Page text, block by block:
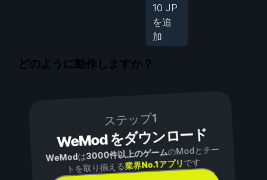
10 JP
を追
加
どのように動作しますか？
ステップ1
WeMod をダウンロード
WeModは3000件以上のゲームのModとチー
トを取り揃える業界No.1アプリです